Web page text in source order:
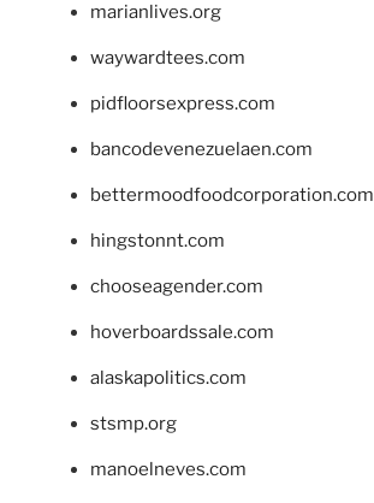
marianlives.org
waywardtees.com
pidfloorsexpress.com
bancodevenezuelaen.com
bettermoodfoodcorporation.com
hingstonnt.com
chooseagender.com
hoverboardssale.com
alaskapolitics.com
stsmp.org
manoelneves.com